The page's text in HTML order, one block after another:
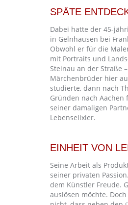
SPÄTE
Dabei hatte der 45-
in Gelnhausen bei
Obwohl er für die
mit Portraits und
Steinau an der Straße
Märchenbrüder hier
studierte, dann nach
Gründen nach
seiner damaligen
Lebenselixier.
EINHEIT VON
Seine Arbeit als
seiner privaten
dem Künstler Freude.
auslösen möchte.